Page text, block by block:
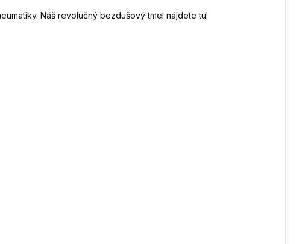
Náš revolučný bezdušový tmel nájdete tu!